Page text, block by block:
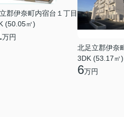
郡伊奈町内宿台１丁目
(50.05㎡)
万円
北足立郡伊奈
3DK (53.17㎡)
6万円